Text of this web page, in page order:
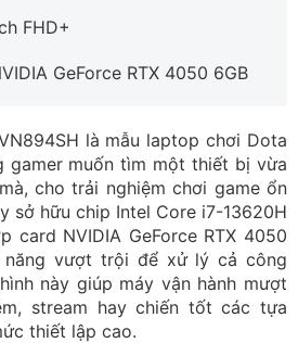
FHD+
GeForce RTX 4050 6GB
là mẫu laptop chơi Dota
gamer muốn tìm một thiết bị vừa
cho trải nghiệm chơi game ổn
sở hữu chip Intel Core i7-13620H
card NVIDIA GeForce RTX 4050
năng vượt trội để xử lý cả công
này giúp máy vận hành mượt
stream hay chiến tốt các tựa
thiết lập cao.